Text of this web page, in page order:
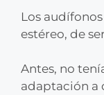
Los
estéreo, de
Antes, no
adaptación a